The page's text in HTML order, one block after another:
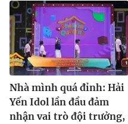
Nhà mình quá đỉnh: Hải
Yến Idol lần đầu đảm
nhận vai trò đội trưởng,